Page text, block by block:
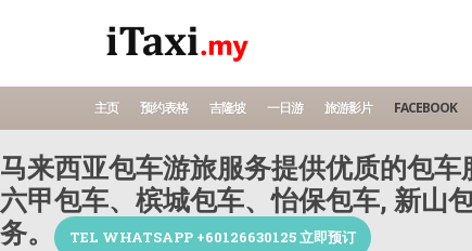
主页 预约表格 吉隆坡 一日游 旅游影片 FACEBOOK
马来西亚包车游旅服务提供优质的包
六甲包车、槟城包车、怡保包车, 新山
务。
TEL WHATSAPP +60126630125 立即预订